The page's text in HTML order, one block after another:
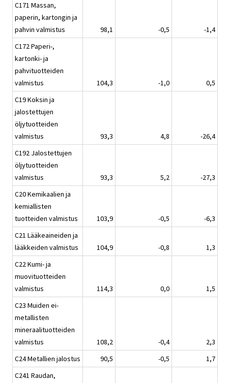
C171 Massan,
paperin, kartongin ja
pahvin valmistus
98,1 -0,5
-1,4
C172 Paperi-,
kartonki- ja
pahvituotteiden
valmistus
104,3 -1,0
0,5
C19 Koksin ja
jalostettujen
öljytuotteiden
valmistus
93,3 4,8
-26,4
C192 Jalostettujen
öljytuotteiden
valmistus
93,3 5,2
-27,3
C20 Kemikaalien ja
kemiallisten
tuotteiden valmistus
103,9 -0,5
-6,3
C21 Lääkeaineiden ja
lääkkeiden valmistus
104,9 -0,8
1,3
C22 Kumi- ja
muovituotteiden
valmistus
114,3 0,0
1,5
C23 Muiden ei-
metallisten
mineraalituotteiden
valmistus
108,2 -0,4
2,3
C24 Metallien jalostus
90,5 -0,5
1,7
C241 Raudan,